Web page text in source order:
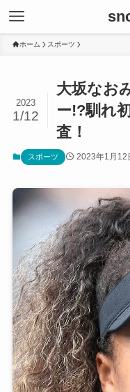
ホーム スポーツ
大坂なお
ー!?馴れ
査！
2023
1/12
スポーツ 2023年1月12